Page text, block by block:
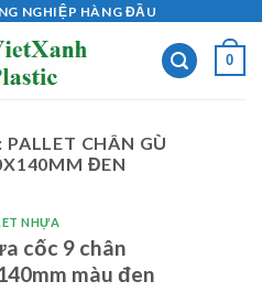
NGHIỆP HÀNG ĐẦU
0
PALLET CHÂN GÙ
ĐEN
NHỰA
cốc 9 chân
màu đen